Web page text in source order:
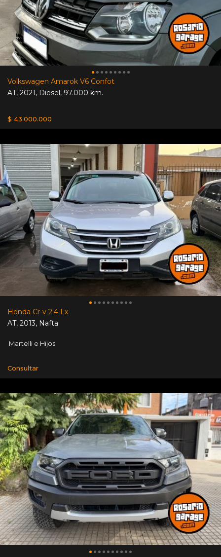
Volkswagen Amarok V6 Confot
AT, 2021, Diesel, 97.000 km.
$ 43.000.000
Honda Cr-v 2.4 Lx
AT, 2013, Nafta
Martelli e Hijos
Consultar